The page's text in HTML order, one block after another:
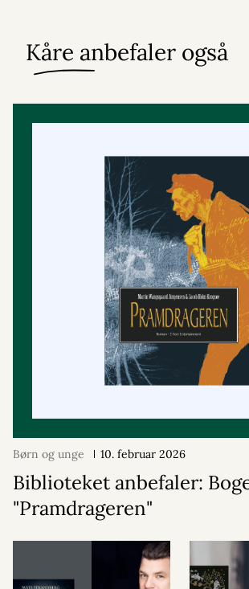
Kåre anbefaler også
Børn og unge 10. februar 2026
Biblioteket anbefaler:
"Pramdrageren"